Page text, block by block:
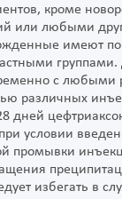
кроме
или любыми
имеют
группами.
с любыми
различных
дней
условии
промывки
избегать в